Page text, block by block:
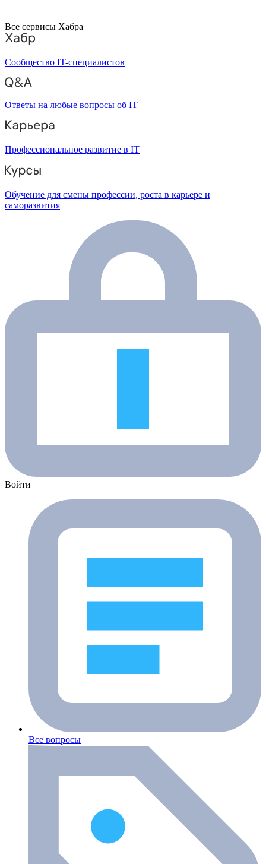
Все сервисы Хабра
Сообщество IT-специалистов
Ответы на любые вопросы об IT
Профессиональное развитие в IT
Обучение для смены профессии, роста в карьере и
саморазвития
Войти
Все вопросы